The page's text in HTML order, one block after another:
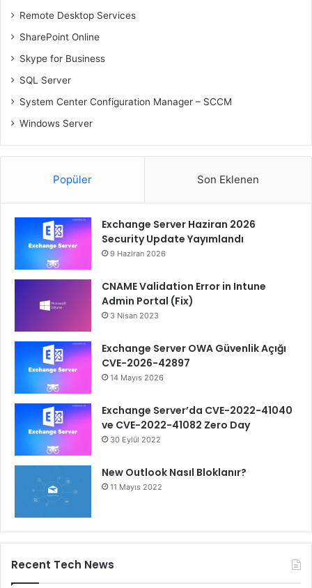
Remote Desktop Services
SharePoint Online
Skype for Business
SQL Server
System Center Configuration Manager – SCCM
Windows Server
Popüler Son Eklenen
Exchange Server Haziran 2026
Security Update Yayımlandı
9 Haziran 2026
CNAME Validation Error in Intune
Admin Portal (Fix)
3 Nisan 2023
Exchange Server OWA Güvenlik Açığı
CVE-2026-42897
14 Mayıs 2026
Exchange Server’da CVE-2022-41040
ve CVE-2022-41082 Zero Day
30 Eylül 2022
New Outlook Nasıl Bloklanır?
11 Mayıs 2022
Recent Tech News